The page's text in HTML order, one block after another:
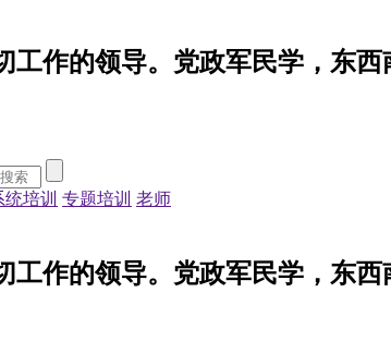
工作的领导。党政军民学，东
统培训 专题培训 老师
工作的领导。党政军民学，东